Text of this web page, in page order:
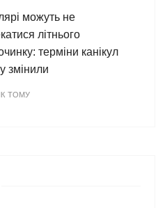
можуть не
літнього
терміни канікул
змінили
ТОМУ